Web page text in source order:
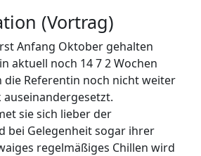
(Vortrag)
Anfang Oktober gehalten
aktuell noch 14 7 2 Wochen
die Referentin noch nicht weiter
sie sich lieber der
bei Gelegenheit sogar ihrer
regelmäßiges Chillen wird